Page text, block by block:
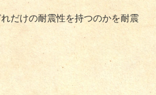
だけの耐震性を持つのかを耐震